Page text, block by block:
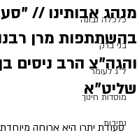
כלכלה נבונה
בני ברק
ל"ג לעומר
מוסדות חינוך
נתיבות
מנהג אבותינו //
בהשתתפות מרן
והגה"צ הרב ניסים
שליט"א
סעודת יתרו היא ארוחה